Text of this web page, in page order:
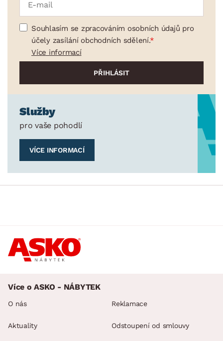
Souhlasím se zpracováním osobních údajů pro
účely zasílání obchodních sdělení.
Více informací
Služby
pro vaše pohodlí
VÍCE INFORMACÍ
Více o ASKO - NÁBYTEK
O nás
Aktuality
Reklamace
Odstoupení od smlouvy